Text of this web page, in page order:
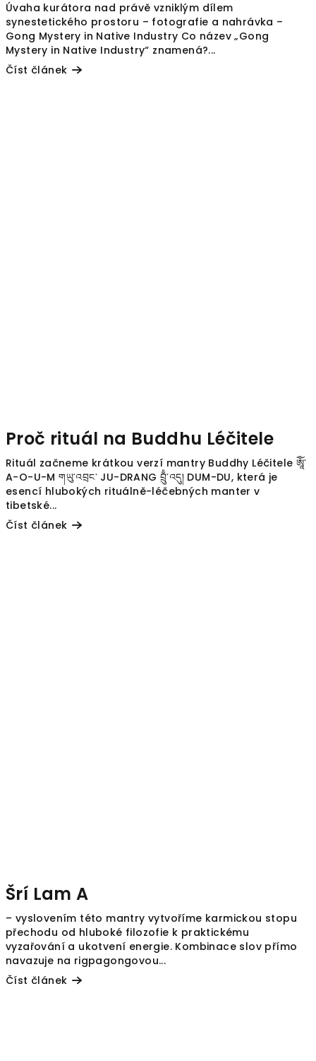
Úvaha kurátora nad právě vzniklým dílem
synestetického prostoru – fotografie a nahrávka –
Gong Mystery in Native Industry Co název „Gong
Mystery in Native Industry“ znamená?...
Číst článek
Proč rituál na Buddhu Léčitele
Rituál začneme krátkou verzí mantry Buddhy Léčitele ཨཱོྃ་
A-O-U-M གཡུ་འབྲང་ JU-DRANG བྲུྃ་འདུ། DUM-DU, která je
esencí hlubokých rituálně-léčebných manter v
tibetské...
Číst článek
Šrí Lam A
– vyslovením této mantry vytvoříme karmickou stopu
přechodu od hluboké filozofie k praktickému
vyzařování a ukotvení energie. Kombinace slov přímo
navazuje na rigpagongovou...
Číst článek